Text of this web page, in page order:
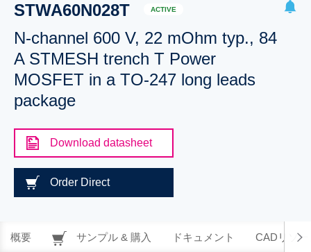
Pleaselog into show your saved searches.
STWA60N028T ACTIVE
N-channel 600 V, 22 mOhm typ., 84
A STMESH trench T Power
MOSFET in a TO-247 long leads
package
Download datasheet
Order Direct
概要 サンプル & 購入 ドキュメント CADリソー